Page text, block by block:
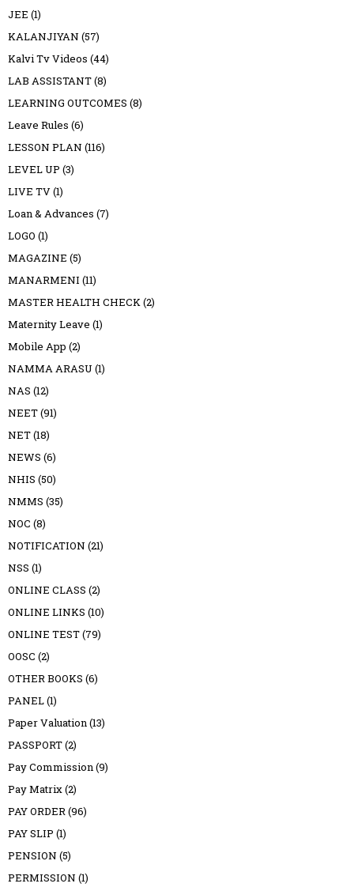
JEE (1)
KALANJIYAN (57)
Kalvi Tv Videos (44)
LAB ASSISTANT(8)
LEARNING OUTCOMES (8)
Leave Rules (6)
LESSON PLAN (116)
LEVEL UP (3)
LIVE TV(1)
Loan & Advances (7)
LOGO (1)
MAGAZINE (5)
MANARMENI (11)
MASTER HEALTH CHECK(2)
Maternity Leave (1)
Mobile App (2)
NAMMA ARASU (1)
NAS (12)
NEET(91)
NET(18)
NEWS (6)
NHIS (50)
NMMS (35)
NOC (8)
NOTIFICATION (21)
NSS (1)
ONLINE CLASS (2)
ONLINE LINKS (10)
ONLINE TEST(79)
OOSC (2)
OTHER BOOKS (6)
PANEL(1)
Paper Valuation(13)
PASSPORT(2)
Pay Commission(9)
Pay Matrix(2)
PAY ORDER(96)
PAY SLIP (1)
PENSION (5)
PERMISSION (1)